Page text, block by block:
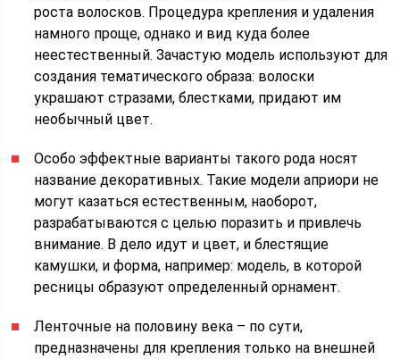
роста волосков. Процедура крепления и удаления
намного проще, однако и вид куда более
неестественный. Зачастую модель используют для
создания тематического образа: волоски
украшают стразами, блестками, придают им
необычный цвет.
Особо эффектные варианты такого рода носят
название декоративных. Такие модели априори не
могут казаться естественным, наоборот,
разрабатываются с целью поразить и привлечь
внимание. В дело идут и цвет, и блестящие
камушки, и форма, например: модель, в которой
ресницы образуют определенный орнамент.
Ленточные на половину века – по сути,
предназначены для крепления только на внешней